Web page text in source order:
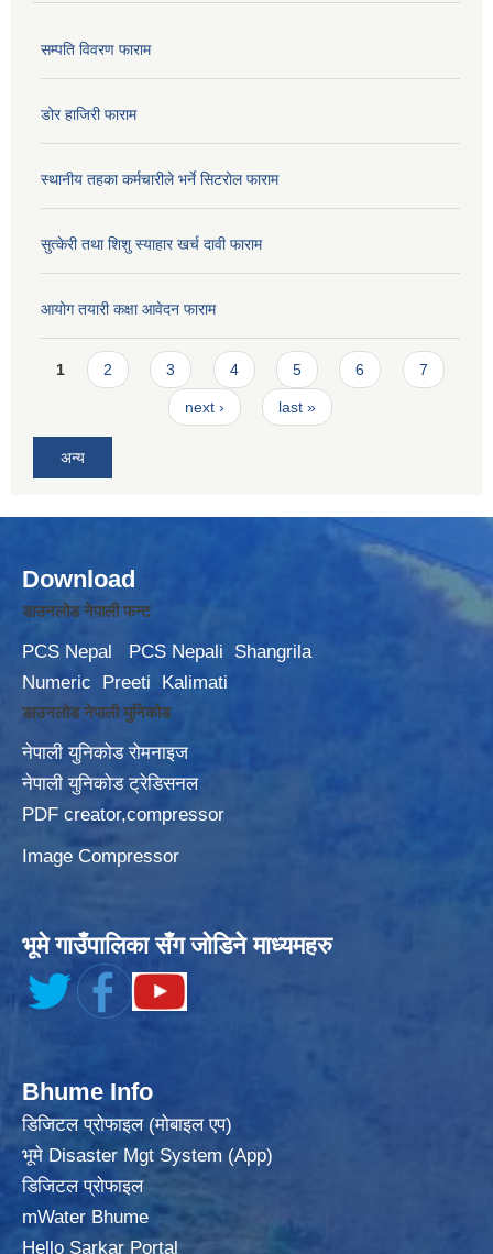
सम्पति विवरण फाराम
डोर हाजिरी फाराम
स्थानीय तहका कर्मचारीले भर्ने सिटरोल फाराम
सुत्केरी तथा शिशु स्याहार खर्च दावी फाराम
आयोग तयारी कक्षा आवेदन फाराम
Pages
1 2 3 4 5 6 7
next › last »
अन्य
Download
डाउनलोड नेपाली फन्ट
PCS Nepal PCS Nepali
Shangrila
Numeric
Preeti Kalimati
डाउनलोड नेपाली युनिकोड
नेपाली युनिकोड रोमनाइज
नेपाली युनिकोड ट्रेडिसनल
PDF creator,compressor
Image Compressor
भूमे गाउँपालिका सँग जोडिने माध्यमहरु
Bhume Info
डिजिटल प्रोफाइल (मोबाइल एप)
भूमे Disaster Mgt System (App)
डिजिटल प्रोफाइल
mWater Bhume
Hello Sarkar Portal